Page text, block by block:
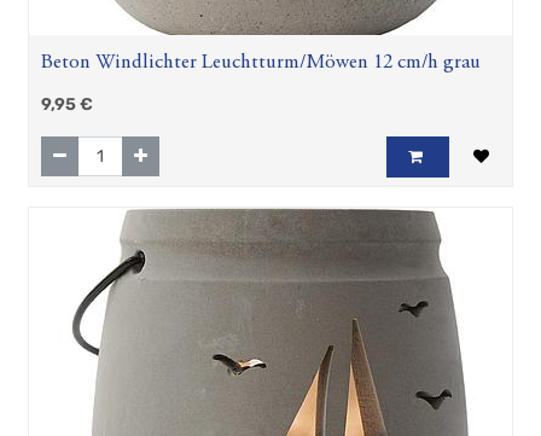
Beton Windlichter Leuchtturm/Möwen 12 cm/h grau
9,95€